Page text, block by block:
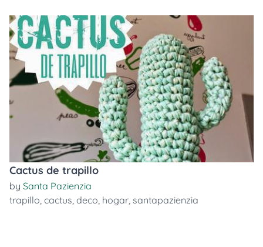
Cactus de trapillo
by Santa Pazienzia
trapillo, cactus, deco, hogar, santapazienzia